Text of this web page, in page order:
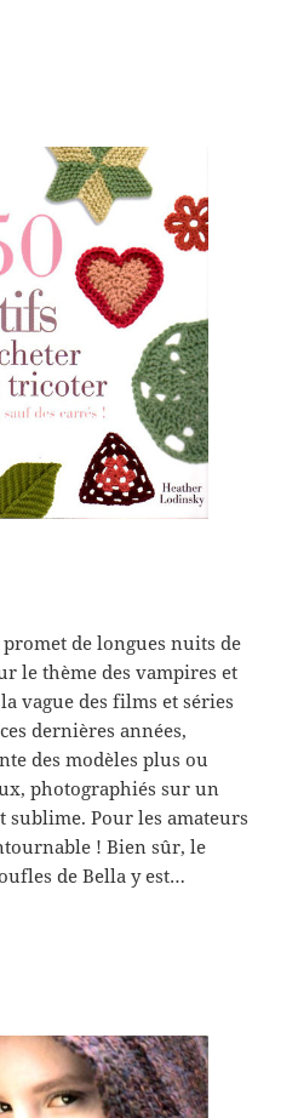
de longues nuits de
le thème des vampires et
vague des films et séries
dernières années,
des modèles plus ou
photographiés sur un
Pour les amateurs
! Bien sûr, le
de Bella y est…